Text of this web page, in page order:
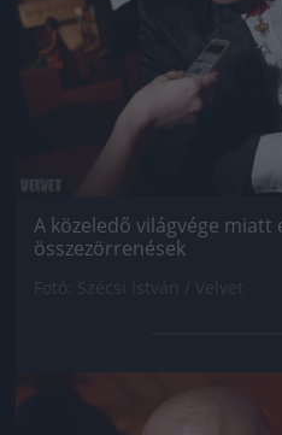
A közeledő világvége miatt
összezörrenések
Jön